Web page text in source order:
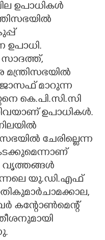
ഉപാധികൾ
ഉപാധി.
മന്ത്രിസഭയിൽ
മാറുന്ന
കെ.പി.സി.സി
ഉപാധികൾ.
ചേരില്ലെന്ന
വൃത്തങ്ങൾ
യു.ഡി.എഫ്
കന്റോൺമെന്റ്